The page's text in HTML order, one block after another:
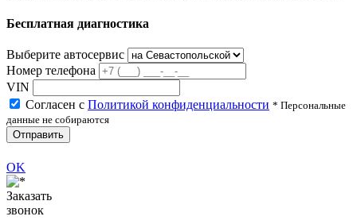
Бесплатная диагностика
Выберите автосервис
Номер телефона
VIN
Согласен с Политикой конфиденциальности * Персональные
данные не собираются
Отправить
OK
Заказать
звонок